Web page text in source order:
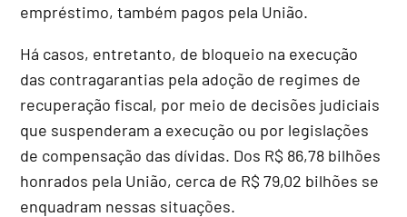
empréstimo, também pagos pela União.
Há casos, entretanto, de bloqueio na execução
das contragarantias pela adoção de regimes de
recuperação fiscal, por meio de decisões judiciais
que suspenderam a execução ou por legislações
de compensação das dívidas. Dos R$ 86,78 bilhões
honrados pela União, cerca de R$ 79,02 bilhões se
enquadram nessas situações.